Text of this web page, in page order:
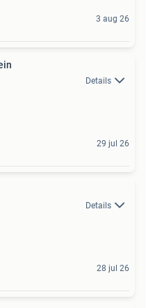
3 aug 26
Details
29 jul 26
Details
28 jul 26